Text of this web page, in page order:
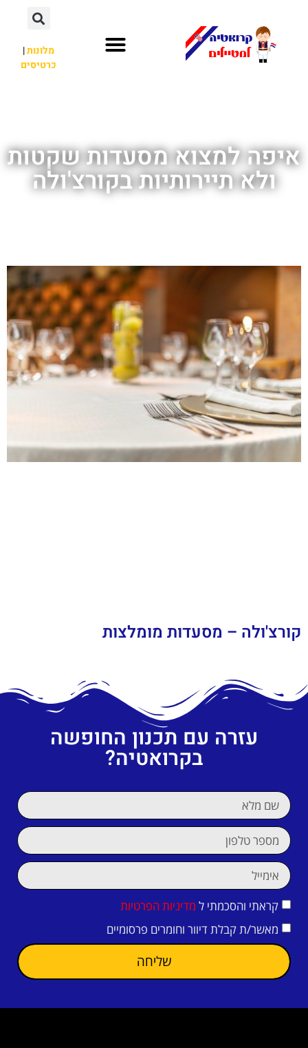
מלונות|
כרטיסים
איפה למצוא מסעדות שקטות
ולא תיירותיות בקורצ'ולה
קורצ'ולה – מסעדות מומלצות
עזרה עם תכנון החופשה
בקרואטיה?
קראתי והסכמתי ל מדיניות הפרטיות
מאשר/ת קבלת דיוור וחומרים פרסומיים
שליחה